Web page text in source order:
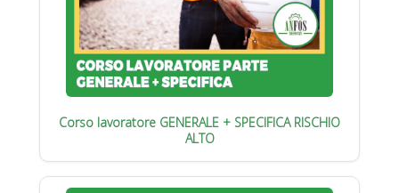
Corso lavoratore GENERALE + SPECIFICA RISCHIO
ALTO